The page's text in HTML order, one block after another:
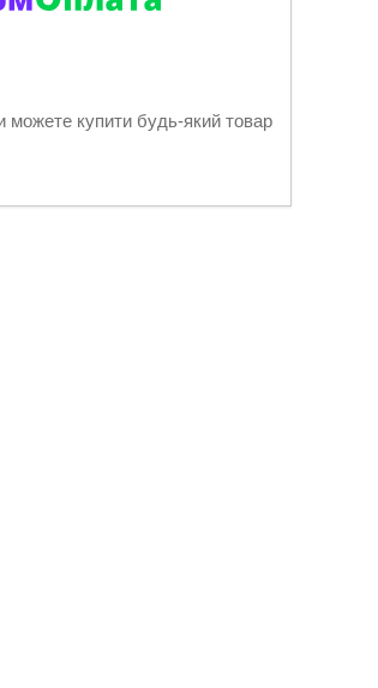
можете купити будь-який товар